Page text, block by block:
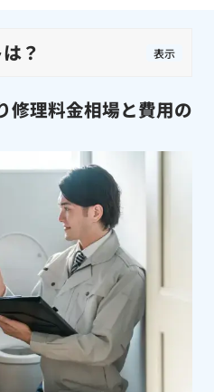
？ 表示
修理料金相場と費用の